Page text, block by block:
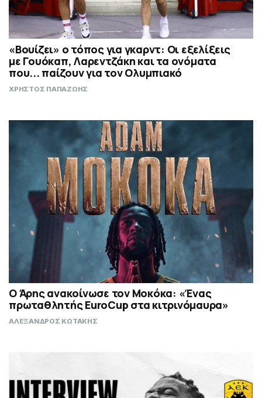
«Βουίζει» ο τόπος για γκαρντ: Οι εξελίξεις
με Γουόκαπ, Λαρεντζάκη και τα ονόματα
που... παίζουν για τον Ολυμπιακό
ΧΡΗΣΤΟΣ ΠΑΠΑΖΩΗΣ
Ο Άρης ανακοίνωσε τον Μοκόκα: «Ένας
πρωταθλητής EuroCup στα κιτρινόμαυρα»
ΑΛΕΞΑΝΔΡΟΣ ΚΩΤΑΚΗΣ